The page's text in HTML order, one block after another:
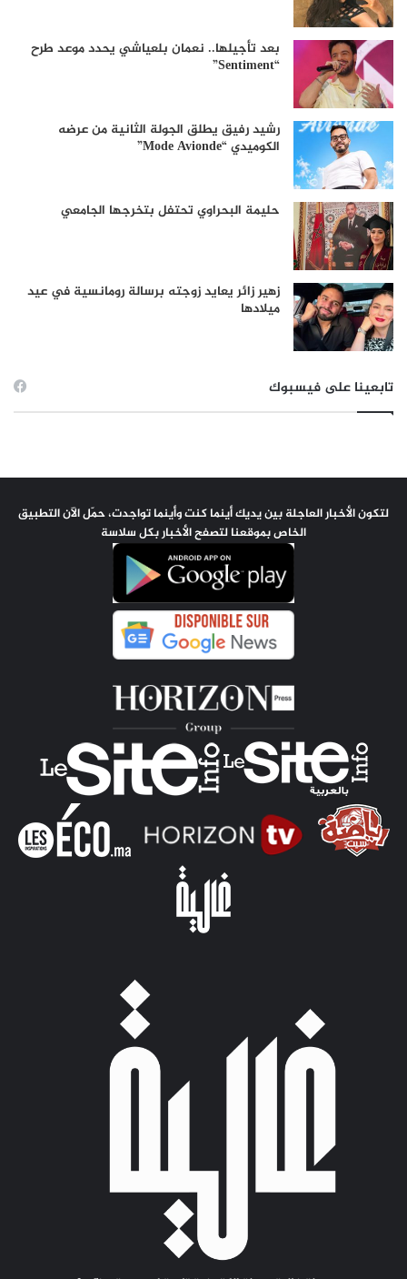
بعد تأجيلها.. نعمان بلعياشي يحدد موعد طرح
“Sentiment”
رشيد رفيق يطلق الجولة الثانية من عرضه
الكوميدي “Mode Avionde”
حليمة البحراوي تحتفل بتخرجها الجامعي
زهير زائر يعايد زوجته برسالة رومانسية في عيد
ميلادها
تابعينا على فيسبوك
لتكون الأخبار العاجلة بين يديك أينما كنت وأينما تواجدت، حمّل الآن التطبيق
الخاص بموقعنا لتصفح الأخبار بكل سلاسة